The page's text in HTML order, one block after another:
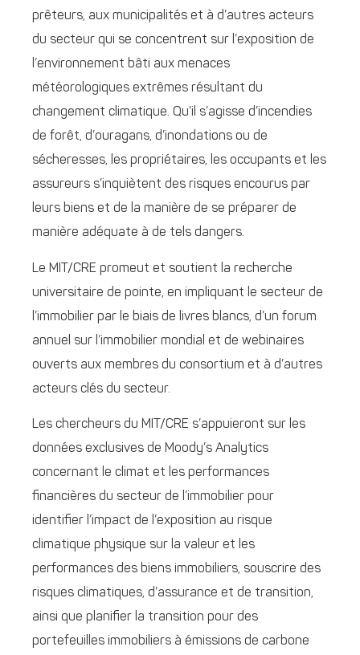
prêteurs, aux municipalités et à d’autres acteurs
du secteur qui se concentrent sur l’exposition de
l’environnement bâti aux menaces
météorologiques extrêmes résultant du
changement climatique. Qu’il s’agisse d’incendies
de forêt, d’ouragans, d’inondations ou de
sécheresses, les propriétaires, les occupants et les
assureurs s’inquiètent des risques encourus par
leurs biens et de la manière de se préparer de
manière adéquate à de tels dangers.
Le MIT/CRE promeut et soutient la recherche
universitaire de pointe, en impliquant le secteur de
l’immobilier par le biais de livres blancs, d’un forum
annuel sur l’immobilier mondial et de webinaires
ouverts aux membres du consortium et à d’autres
acteurs clés du secteur.
Les chercheurs du MIT/CRE s’appuieront sur les
données exclusives de Moody’s Analytics
concernant le climat et les performances
financières du secteur de l’immobilier pour
identifier l’impact de l’exposition au risque
climatique physique sur la valeur et les
performances des biens immobiliers, souscrire des
risques climatiques, d’assurance et de transition,
ainsi que planifier la transition pour des
portefeuilles immobiliers à émissions de carbone